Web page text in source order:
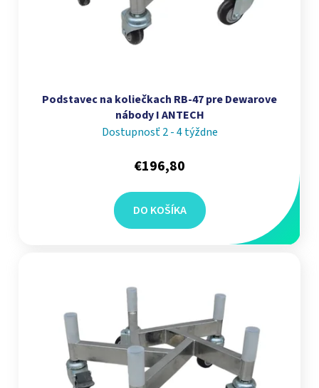
Podstavec na koliečkach RB-47 pre Dewarove
nábody I ANTECH
Dostupnosť 2 - 4 týždne
€196,80
DO KOŠÍKA